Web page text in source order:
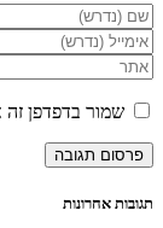
הזן
את
השם
שלך
או
שם
משתמש
כדי
הזן
את
כתובת
דואר
האלקטרוני
שלך
כדי
הזן
את
כתובת
האינטרנט
שלך
שמור בדפדפן
תגובות אחרונות